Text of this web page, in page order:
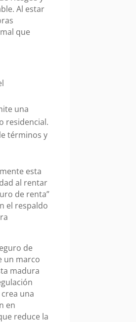
Al estar
que
una
residencial.
términos y
esta
al rentar
de renta”
el respaldo
de
un marco
madura
una
en
reduce la